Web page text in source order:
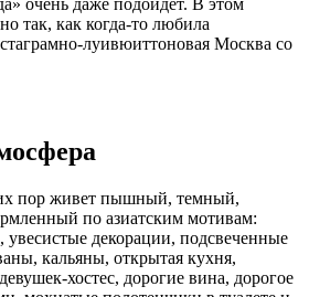
так, как когда-то любила
луивюиттоновая Москва со
пор живет пышный, темный,
по азиатским мотивам:
увесистые декорации, подсвеченные
кальяны, открытая кухня,
хостес, дорогие вина, дорогое